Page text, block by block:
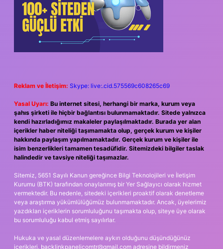
Reklam ve İletişim: Skype: live:.cid.575569c608265c69
Yasal Uyarı: Bu internet sitesi, herhangi bir marka, kurum veya
şahıs şirketi ile hiçbir bağlantısı bulunmamaktadır. Sitede yalnızca
kendi hazırladığımız makaleler paylaşılmaktadır. Burada yer alan
içerikler haber niteliği taşımamakta olup, gerçek kurum ve kişiler
hakkında paylaşım yapılmamaktadır. Gerçek kurum ve kişiler ile
isim benzerlikleri tamamen tesadüfidir. Sitemizdeki bilgiler taslak
halindedir ve tavsiye niteliği taşımazlar.
Sitemiz, 5651 Sayılı Kanun gereğince Bilgi Teknolojileri ve İletişim
Kurumu (BTK) tarafından onaylanmış bir Yer Sağlayıcı olarak hizmet
vermektedir. Bu nedenle, sitedeki içerikleri proaktif olarak denetleme
veya araştırma yükümlülüğümüz bulunmamaktadır. Ancak, üyelerimiz
yazdıkları içeriklerin sorumluluğunu taşımakta olup, siteye üye olarak
bu sorumluluğu kabul etmiş sayılırlar.
Hukuka ve yasal düzenlemelere aykırı olduğunu düşündüğünüz
içerikleri, backlinkpanelicomtr@gmail.com adresine bildirmeniz